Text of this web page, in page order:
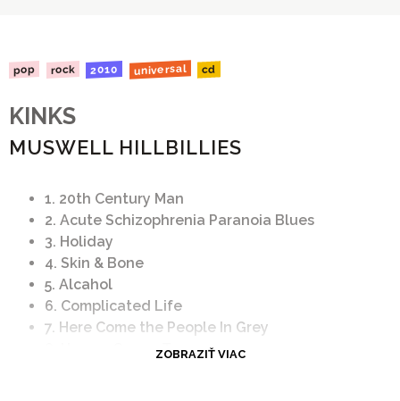
pop rock 2010 universal cd
KINKS
MUSWELL HILLBILLIES
1. 20th Century Man
2. Acute Schizophrenia Paranoia Blues
3. Holiday
4. Skin & Bone
5. Alcahol
6. Complicated Life
7. Here Come the People In Grey
8. Have a Cuppa TeaZOBRAZIŤ VIAC